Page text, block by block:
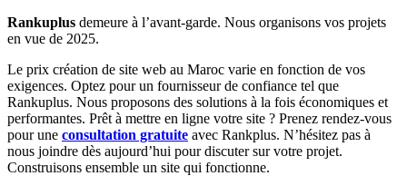
Rankuplus demeure à l’avant-garde. Nous organisons vos projets
en vue de 2025.
Le prix création de site web au Maroc varie en fonction de vos
exigences. Optez pour un fournisseur de confiance tel que
Rankuplus. Nous proposons des solutions à la fois économiques et
performantes. Prêt à mettre en ligne votre site ? Prenez rendez-vous
pour une consultation gratuite avec Rankplus. N’hésitez pas à
nous joindre dès aujourd’hui pour discuter sur votre projet.
Construisons ensemble un site qui fonctionne.